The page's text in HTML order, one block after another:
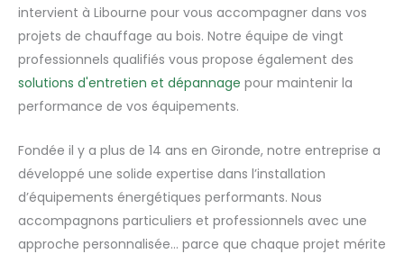
intervient à Libourne pour vous accompagner dans vos
projets de chauffage au bois. Notre équipe de vingt
professionnels qualifiés vous propose également des
solutions d'entretien et dépannage pour maintenir la
performance de vos équipements.
Fondée il y a plus de 14 ans en Gironde, notre entreprise a
développé une solide expertise dans l’installation
d’équipements énergétiques performants. Nous
accompagnons particuliers et professionnels avec une
approche personnalisée… parce que chaque projet mérite